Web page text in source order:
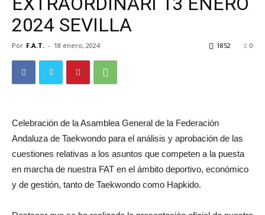
2024 SEVILLA
Por F.A.T. - 18 enero, 2024 0
1852
Celebración de la Asamblea General de la Federación
Andaluza de Taekwondo para el análisis y aprobación de las
cuestiones relativas a los asuntos que competen a la puesta
en marcha de nuestra FAT en el ámbito deportivo, económico
y de gestión, tanto de Taekwondo como Hapkido.